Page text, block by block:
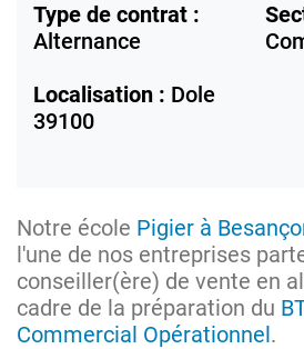
Type de contrat :
Alternance
Localisation : Dole
39100
Notre école Pigier à
l'une de nos entreprises
conseiller(ère) de vente en
cadre de la préparation du
Commercial Opérationnel.